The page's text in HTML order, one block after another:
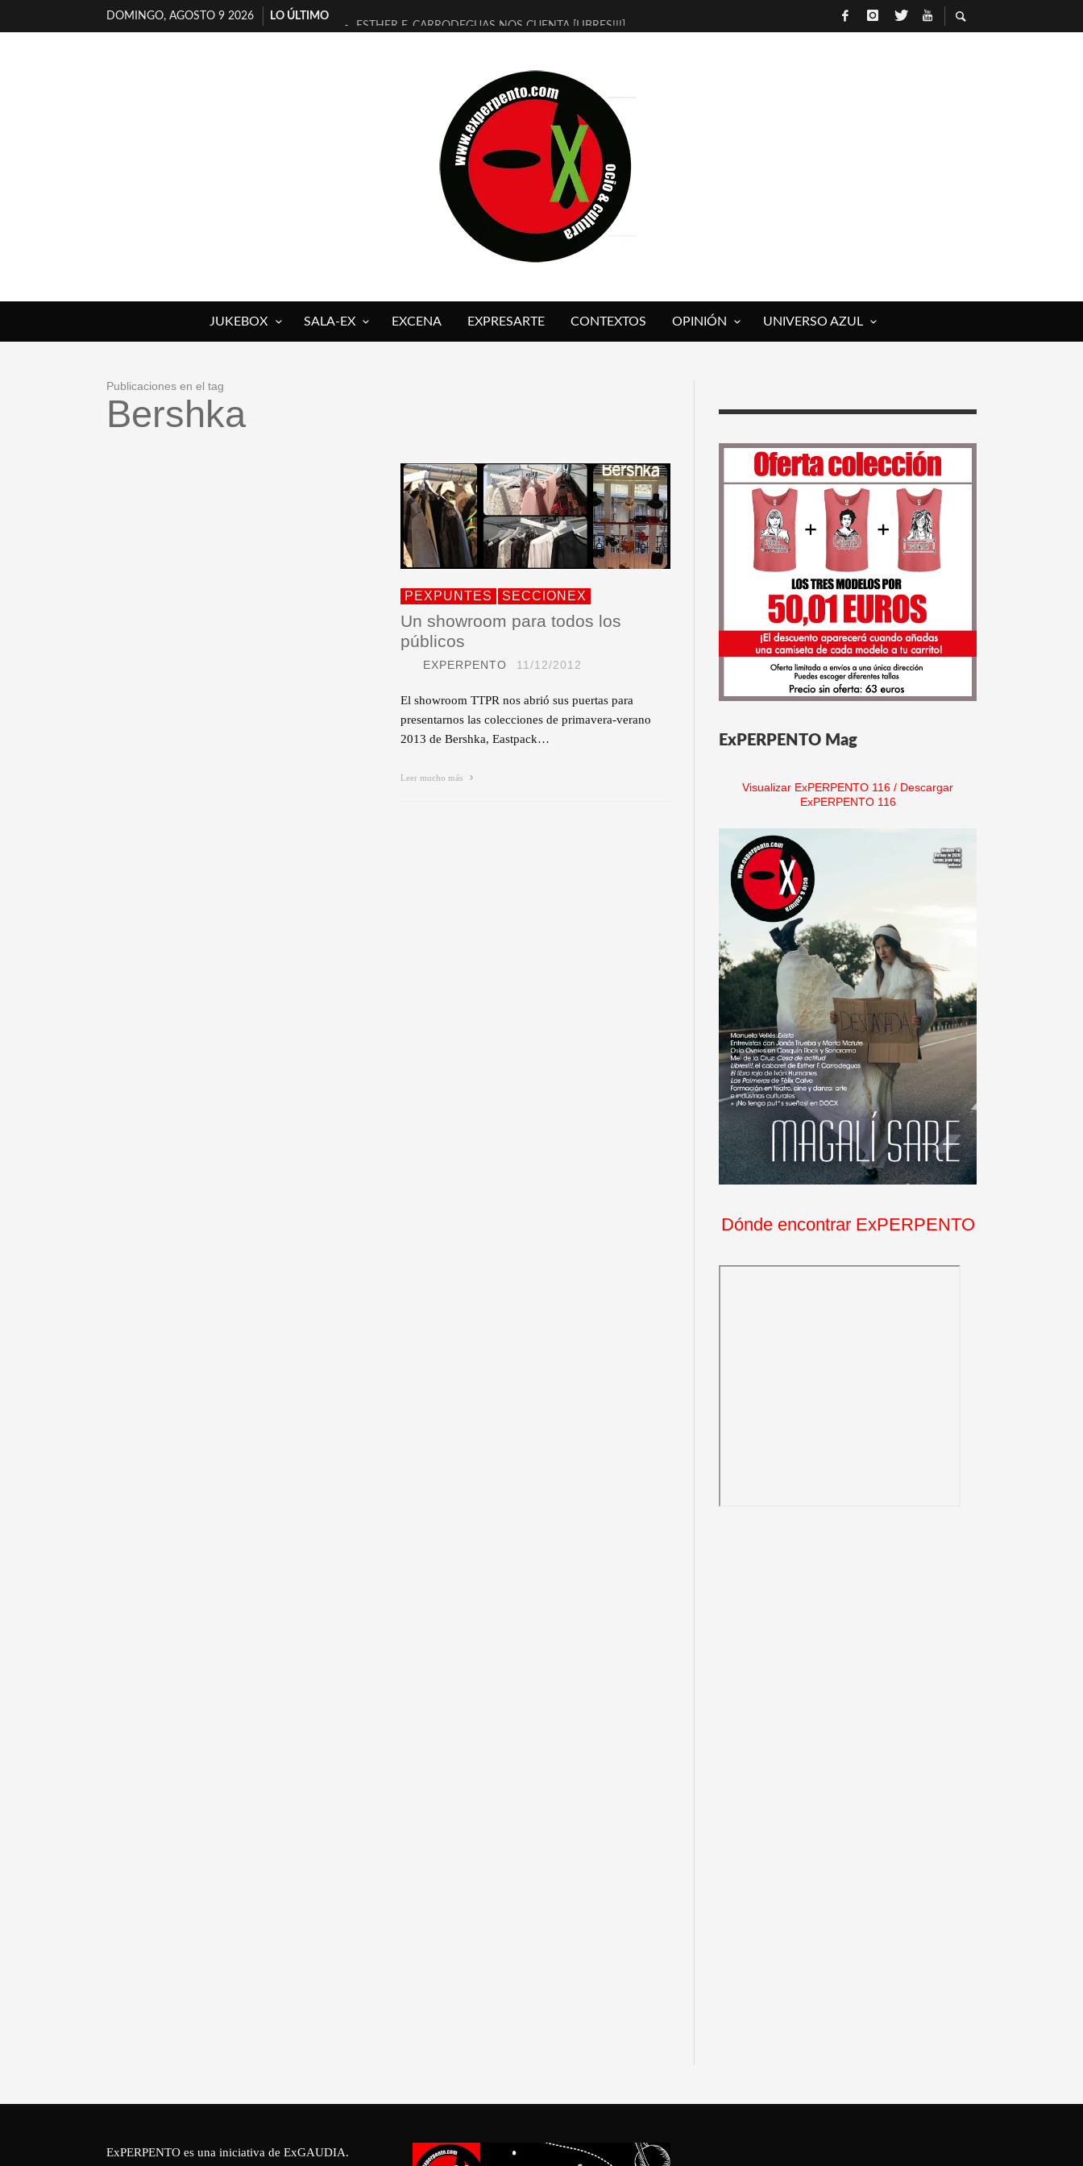
DOMINGO, AGOSTO 9 2026
LO ÚLTIMO
ESTHER F. CARRODEGUAS NOS CUENTA [LIBRES!!!]
[ELECTRA JONDA] DE JUAN GUERRERO ZAMORA
TIMBRE 4, LA ESCUELA DEL DIRECTOR TEATRAL CLAUDIO TOLCACHIR
30 AÑOS (NO ES NADA) DE LA KATARSIS DEL TOMATAZO
MILITARES JUDÍAS EN #EXVITA
D’BALDOMEROS REINVENTAN [BITÁCORA 3.0] EN EXVITA
MARSHALL FLASH PRESENTA EN EXVITA [RELATIVA SENCILLEZ]
JOFRE BARDAGÍ EN EXVITA INTERPRETANDO A SERRAT
JUKEBOX SALA-EX EXCENA EXPRESARTE CONTEXTOS OPINIÓN UNIVERSO AZUL
Publicaciones en el tag
Bershka
PEXPUNTES SECCIONEX
Un showroom para todos los
públicos
EXPERPENTO 11/12/2012
El showroom TTPR nos abrió sus puertas para
presentarnos las colecciones de primavera-verano
2013 de Bershka, Eastpack…
Leer mucho más
ExPERPENTO Mag
Visualizar ExPERPENTO 116 / Descargar
ExPERPENTO 116
Dónde encontrar ExPERPENTO
ExPERPENTO es una iniciativa de ExGAUDIA.